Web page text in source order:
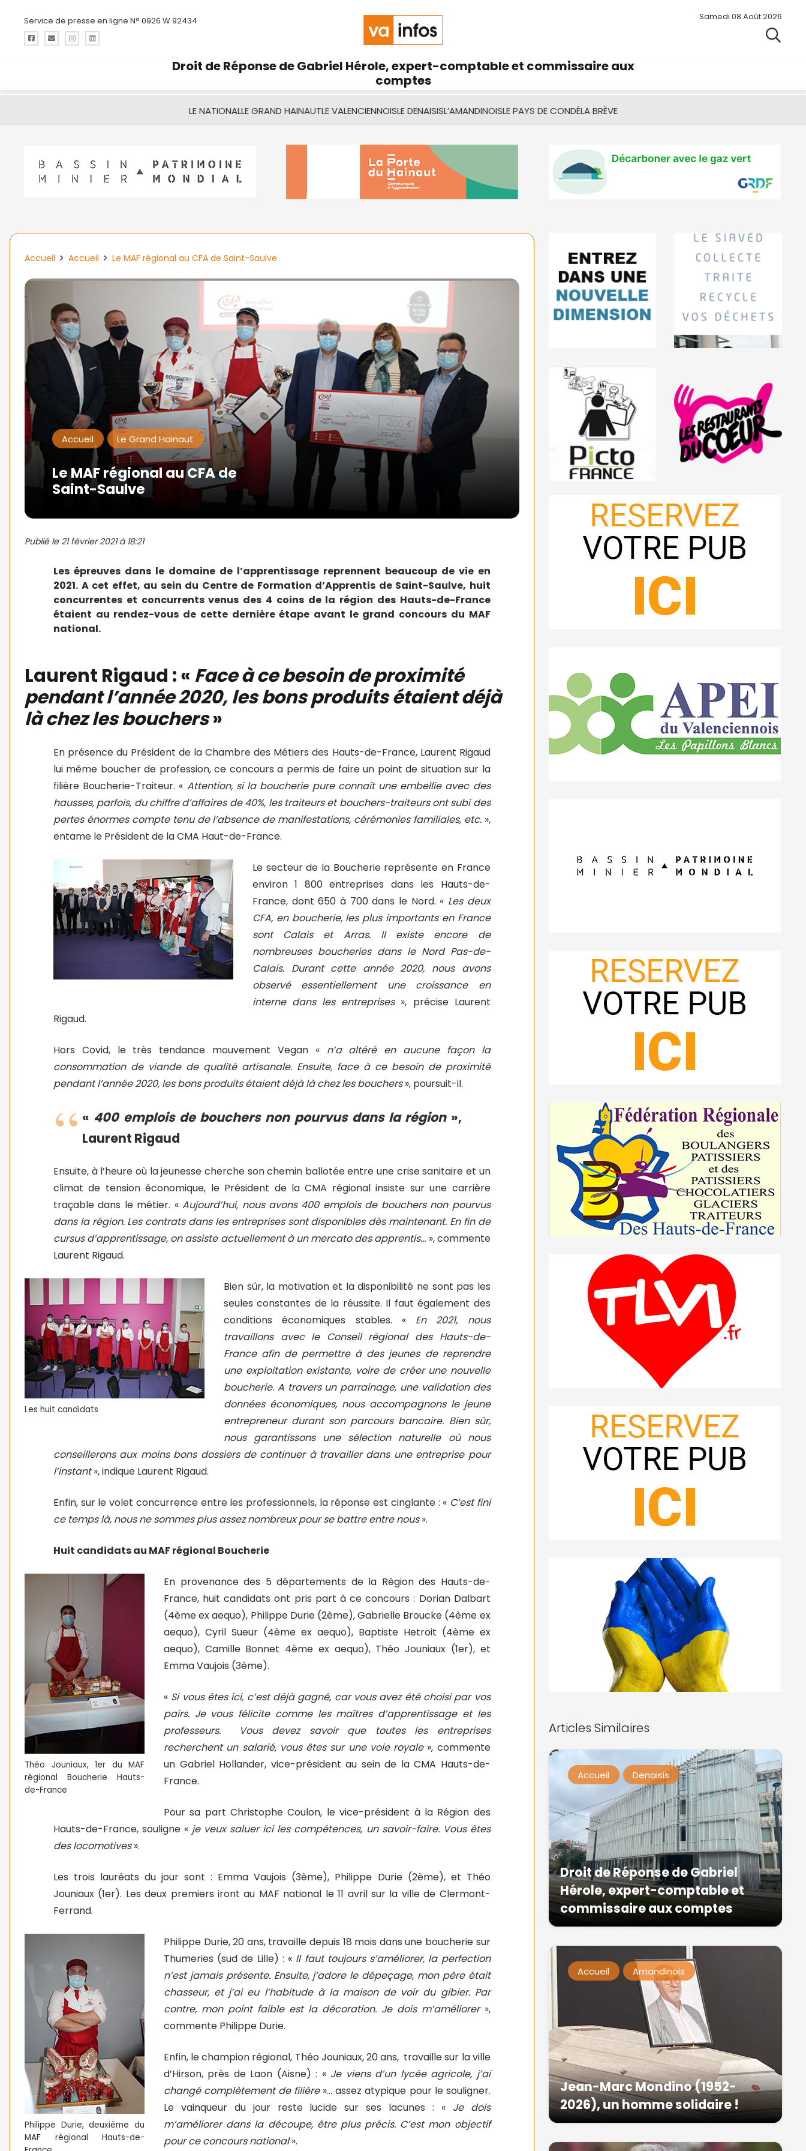
Service de presse en ligne N° 0926 W 92434 Samedi 08 Août 2026
Droit de Réponse de Gabriel Hérole, expert-comptable et commissaire aux
comptes
LE NATIONALLE GRAND HAINAUTLE VALENCIENNOISLE DENAISISL’AMANDINOISLE PAYS DE CONDÉLA BRÈVE
Accueil Accueil Le MAF régional au CFA de Saint-Saulve
Accueil Le Grand Hainaut
Le MAF régional au CFA de
Saint-Saulve
Publié le21 février 2021 à 18:21
Les épreuves dans le domaine de l’apprentissage reprennent beaucoup de vie en
2021. A cet effet, au sein du Centre de Formation d’Apprentis de Saint-Saulve, huit
concurrentes et concurrents venus des 4 coins de la région des Hauts-de-France
étaient au rendez-vous de cette dernière étape avant le grand concours du MAF
national.
Laurent Rigaud : « Face à ce besoin de proximité
pendant l’année 2020, les bons produits étaient déjà
là chez les bouchers»
En présence du Président de la Chambre des Métiers des Hauts-de-France, Laurent Rigaud
lui même boucher de profession, ce concours a permis de faire un point de situation sur la
filière Boucherie-Traiteur. « Attention, si la boucherie pure connaît une embellie avec des
hausses, parfois, du chiffre d’affaires de 40%, les traiteurs et bouchers-traiteurs ont subi des
pertes énormes compte tenu de l’absence de manifestations, cérémonies familiales, etc. »,
entame le Président de la CMA Haut-de-France.
Le secteur de la Boucherie représente en France
environ 1 800 entreprises dans les Hauts-de-
France, dont 650 à 700 dans le Nord. « Les deux
CFA, en boucherie, les plus importants en France
sont Calais et Arras. Il existe encore de
nombreuses boucheries dans le Nord Pas-de-
Calais. Durant cette année 2020, nous avons
observé essentiellement une croissance en
interne dans les entreprises », précise Laurent
Rigaud.
Hors Covid, le très tendance mouvement Vegan «n’a altéré en aucune façon la
consommation de viande de qualité artisanale. Ensuite, face à ce besoin de proximité
pendant l’année 2020, les bons produits étaient déjà là chez les bouchers», poursuit-il.
« 400 emplois de bouchers non pourvus dans la région»,
Laurent Rigaud
Ensuite, à l’heure où la jeunesse cherche son chemin ballotée entre une crise sanitaire et un
climat de tension économique, le Président de la CMA régional insiste sur une carrière
traçable dans le métier. «Aujourd’hui, nous avons 400 emplois de bouchers non pourvus
dans la région. Les contrats dans les entreprises sont disponibles dès maintenant. En fin de
cursus d’apprentissage, on assiste actuellement à un mercato des apprentis… », commente
Laurent Rigaud.
Les huit candidats
Bien sûr, la motivation et la disponibilité ne sont pas les
seules constantes de la réussite. Il faut également des
conditions économiques stables. « En 2021, nous
travaillons avec le Conseil régional des Hauts-de-
France afin de permettre à des jeunes de reprendre
une exploitation existante, voire de créer une nouvelle
boucherie. A travers un parrainage, une validation des
données économiques, nous accompagnons le jeune
entrepreneur durant son parcours bancaire. Bien sûr,
nous garantissons une sélection naturelle où nous
conseillerons aux moins bons dossiers de continuer à travailler dans une entreprise pour
l’instant», indique Laurent Rigaud.
Enfin, sur le volet concurrence entre les professionnels, la réponse est cinglante : « C’est fini
ce temps là, nous ne sommes plus assez nombreux pour se battre entre nous».
Huit candidats au MAF régional Boucherie
Théo Jouniaux, 1er du MAF
régional Boucherie Hauts-
de-France
En provenance des 5 départements de la Région des Hauts-de-
France, huit candidats ont pris part à ce concours : Dorian Dalbart
(4ème ex aequo), Philippe Durie (2ème), Gabrielle Broucke (4ème ex
aequo), Cyril Sueur (4ème ex aequo), Baptiste Hetroit (4ème ex
aequo), Camille Bonnet 4ème ex aequo), Théo Jouniaux (1er), et
Emma Vaujois (3ème).
« Si vous êtes ici, c’est déjà gagné, car vous avez été choisi par vos
pairs. Je vous félicite comme les maîtres d’apprentissage et les
professeurs. Vous devez savoir que toutes les entreprises
recherchent un salarié, vous êtes sur une voie royale», commente
un Gabriel Hollander, vice-président au sein de la CMA Hauts-de-
France.
Pour sa part Christophe Coulon, le vice-président à la Région des
Hauts-de-France, souligne « je veux saluer ici les compétences, un savoir-faire. Vous êtes
des locomotives».
Les trois lauréats du jour sont : Emma Vaujois (3ème), Philippe Durie (2ème), et Théo
Jouniaux (1er). Les deux premiers iront au MAF national le 11 avril sur la ville de Clermont-
Ferrand.
Philippe Durie, deuxième du
MAF régional Hauts-de-
Philippe Durie, 20 ans, travaille depuis 18 mois dans une boucherie sur
Thumeries (sud de Lille) : « Il faut toujours s’améliorer, la perfection
n’est jamais présente. Ensuite, j’adore le dépeçage, mon père était
chasseur, et j’ai eu l’habitude à la maison de voir du gibier. Par
contre, mon point faible est la décoration. Je dois m’améliorer »,
commente Philippe Durie.
Enfin, le champion régional, Théo Jouniaux, 20 ans, travaille sur la ville
d’Hirson, près de Laon (Aisne) : « Je viens d’un lycée agricole, j’ai
changé complètement de filière»… assez atypique pour le souligner.
Le vainqueur du jour reste lucide sur ses lacunes : « Je dois
m’améliorer dans la découpe, être plus précis. C’est mon objectif
pour ce concours national».
Articles Similaires
Accueil Denaisis
Droit de Réponse de Gabriel
Hérole, expert-comptable et
commissaire aux comptes
Accueil Amandinois
Jean-Marc Mondino (1952-
2026), un homme solidaire !